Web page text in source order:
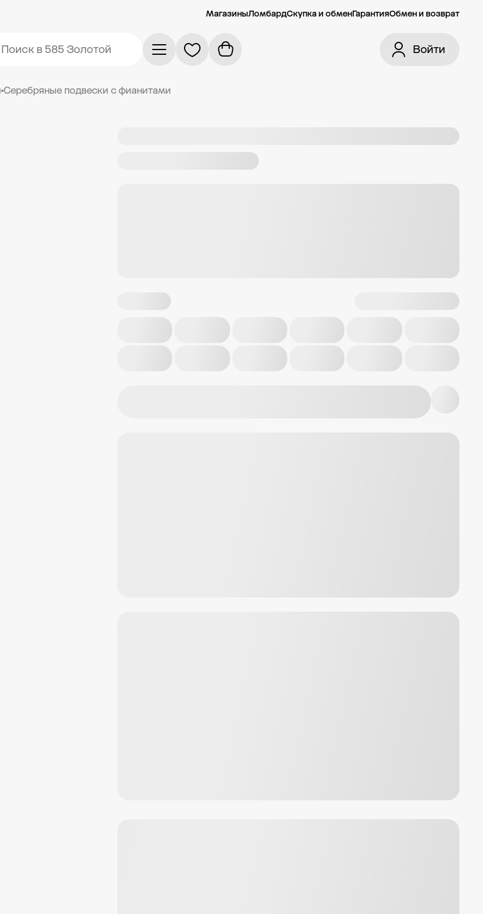
МагазиныЛомбардСкупка и обменГарантияОбмен и возврат
Поиск в 585 Золотой Войти
Серебряные подвески с фианитами